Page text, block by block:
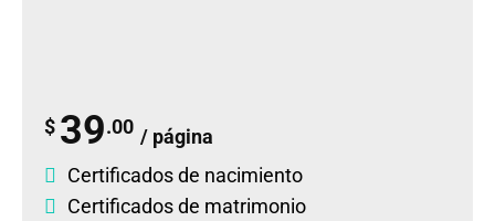
$ 39.00 / página
Certificados de nacimiento
Certificados de matrimonio